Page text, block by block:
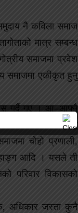
नै कविला समाज
मात्र सम्बन्ध
समाजमा प्रवेश
समाजमा एकीकृत हुनु
गर्दै गए । आ–आफ्नै
कायम गर्न सामाजिक
चोहो प्रणाली,
हाङ्ग आदि । यसले ती
परिवार विकासको
अधिकार जस्ता कुनै